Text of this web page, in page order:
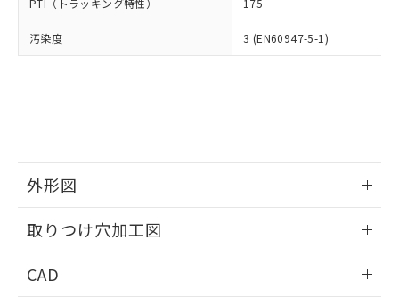
PTI（トラッキング特性） 175
汚染度 3 (EN60947-5-1)
外形図
取りつけ穴加工図
CAD
※当社の共同利用者とは、"個人情報
の「1.共同利
用者の範囲」に記載されている法人を
EU RoHS指令（10物質）の非含有証明書
51物質の非含有証明書（当社基準）
※本証明書は発行日時点で非含有を証明す
欄に対応日を記載しておりました。
既に当社にて対応品への在庫切替を完了
り、2022年1月12日より割愛しておりま
す。